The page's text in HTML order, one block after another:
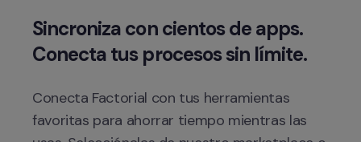
Sincroniza con cientos de apps.
Conecta Factorial con tus herramientas
favoritas para ahorrar tiempo mientras las